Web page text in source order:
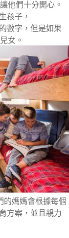
他們十分開心。
孩子，
數字，但是如果
女。
的媽媽會根據每個
方案，並且親力